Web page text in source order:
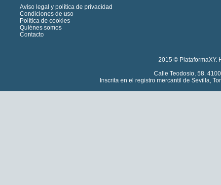
Aviso legal y política de privacidad
Condiciones de uso
Política de cookies
Quiénes somos
Contacto
2015 © PlataformaXY.
Calle Teodosio, 58.
Inscrita en el registro mercantil de Sevilla,